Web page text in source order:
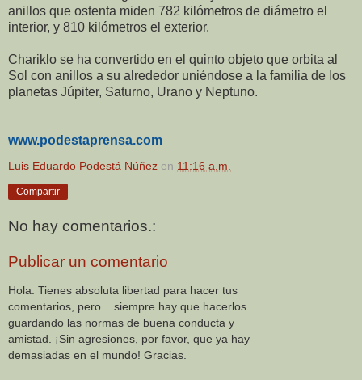
anillos que ostenta miden 782 kilómetros de diámetro el
interior, y 810 kilómetros el exterior.
Chariklo se ha convertido en el quinto objeto que orbita al
Sol con anillos a su alrededor uniéndose a la familia de los
planetas Júpiter, Saturno, Urano y Neptuno.
www.podestaprensa.com
Luis Eduardo Podestá Núñez en 11:16 a.m.
Compartir
No hay comentarios.:
Publicar un comentario
Hola: Tienes absoluta libertad para hacer tus
comentarios, pero... siempre hay que hacerlos
guardando las normas de buena conducta y
amistad. ¡Sin agresiones, por favor, que ya hay
demasiadas en el mundo! Gracias.